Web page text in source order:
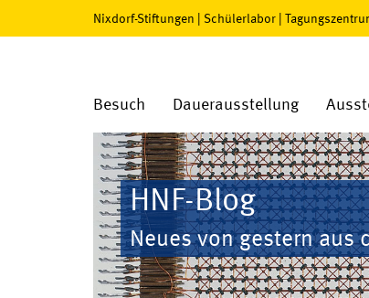
Nixdorf-Stiftungen | Schülerlabor |
Besuch Dauerausstellung
HNF-Blog
Neues von gestern aus